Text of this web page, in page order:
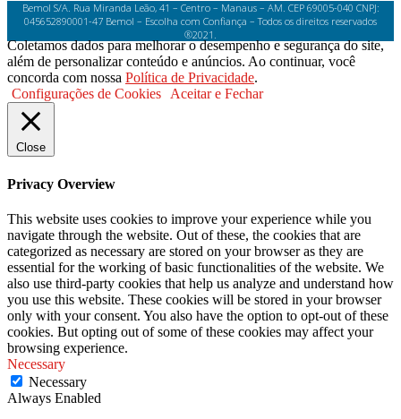
Bemol S/A. Rua Miranda Leão, 41 – Centro – Manaus – AM. CEP 69005-040 CNPJ:
045652890001-47 Bemol – Escolha com Confiança – Todos os direitos reservados
®2021.
Coletamos dados para melhorar o desempenho e segurança do site,
além de personalizar conteúdo e anúncios. Ao continuar, você
concorda com nossa Política de Privacidade.
Configurações de Cookies Aceitar e Fechar
Close
Privacy Overview
This website uses cookies to improve your experience while you
navigate through the website. Out of these, the cookies that are
categorized as necessary are stored on your browser as they are
essential for the working of basic functionalities of the website. We
also use third-party cookies that help us analyze and understand how
you use this website. These cookies will be stored in your browser
only with your consent. You also have the option to opt-out of these
cookies. But opting out of some of these cookies may affect your
browsing experience.
Necessary
Necessary
Always Enabled